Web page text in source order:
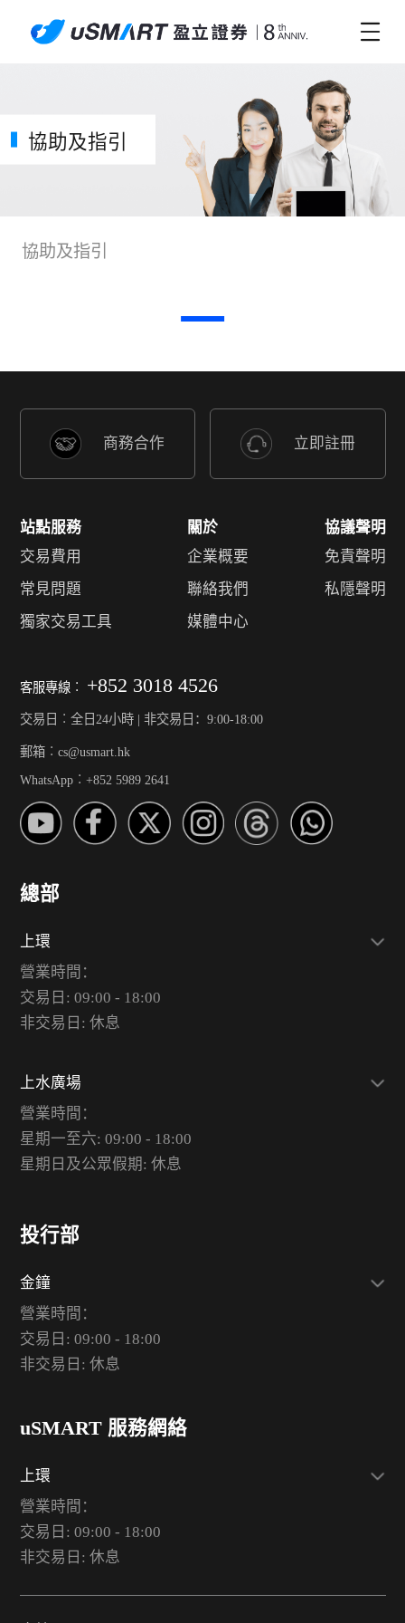
協助及指引
協助及指引
商務合作 立即註冊
站點服務
交易費用
常見問題
獨家交易工具
關於
企業概要
聯絡我們
媒體中心
協議聲明
免責聲明
私隱聲明
客服專線︰ +852 3018 4526
交易日︰全日24小時 | 非交易日：9:00-18:00
郵箱︰cs@usmart.hk
WhatsApp︰+852 5989 2641
總部
上環
營業時間：
交易日: 09:00 - 18:00
非交易日: 休息
上水廣場
營業時間：
星期一至六: 09:00 - 18:00
星期日及公眾假期: 休息
投行部
金鐘
營業時間：
交易日: 09:00 - 18:00
非交易日: 休息
uSMART 服務網絡
上環
營業時間：
交易日: 09:00 - 18:00
非交易日: 休息